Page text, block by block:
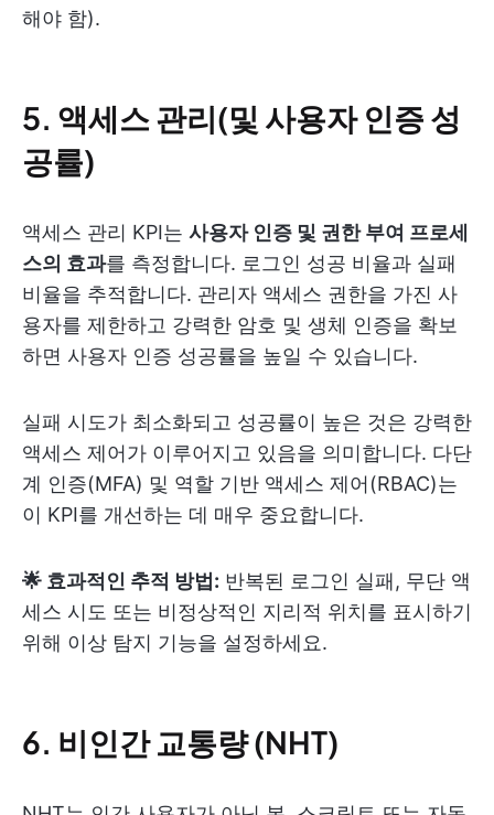
해야 함).
5. 액세스 관리(및 사용자 인증 성
공률)
액세스 관리 KPI는 사용자 인증 및 권한 부여 프로세
스의 효과를 측정합니다. 로그인 성공 비율과 실패
비율을 추적합니다. 관리자 액세스 권한을 가진 사
용자를 제한하고 강력한 암호 및 생체 인증을 확보
하면 사용자 인증 성공률을 높일 수 있습니다.
실패 시도가 최소화되고 성공률이 높은 것은 강력한
액세스 제어가 이루어지고 있음을 의미합니다. 다단
계 인증(MFA) 및 역할 기반 액세스 제어(RBAC)는
이 KPI를 개선하는 데 매우 중요합니다.
🌟 효과적인 추적 방법: 반복된 로그인 실패, 무단 액
세스 시도 또는 비정상적인 지리적 위치를 표시하기
위해 이상 탐지 기능을 설정하세요.
6. 비인간 교통량 (NHT)